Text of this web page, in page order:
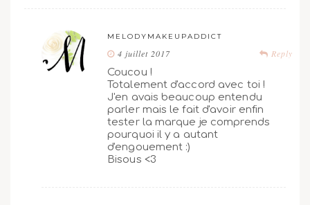
MELODYMAKEUPADDICT
Reply
4 juillet 2017
Coucou !
Totalement d'accord avec toi !
J'en avais beaucoup entendu
parler mais le fait d'avoir enfin
tester la marque je comprends
pourquoi il y a autant
d'engouement :)
Bisous <3